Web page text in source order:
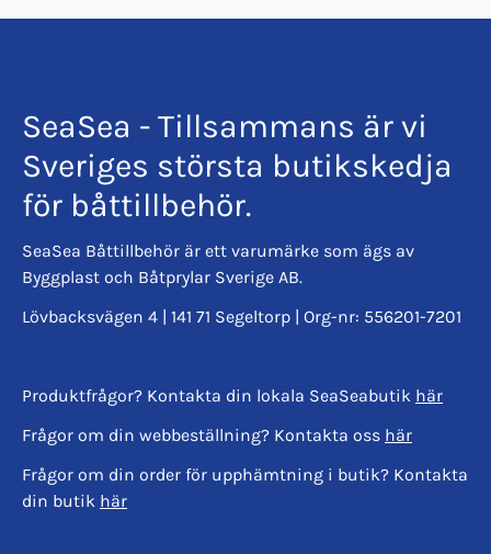
SeaSea - Tillsammans är vi
Sveriges största butikskedja
för båttillbehör.
SeaSea Båttillbehör är ett varumärke som ägs av
Byggplast och Båtprylar Sverige AB.
Lövbacksvägen 4 | 141 71 Segeltorp | Org-nr: 556201-7201
Produktfrågor? Kontakta din lokala SeaSeabutik här
Frågor om din webbeställning? Kontakta oss här
Frågor om din order för upphämtning i butik? Kontakta
din butik här